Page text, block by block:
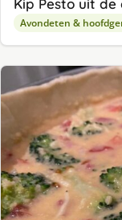
Kip Pesto uit de
Avondeten &